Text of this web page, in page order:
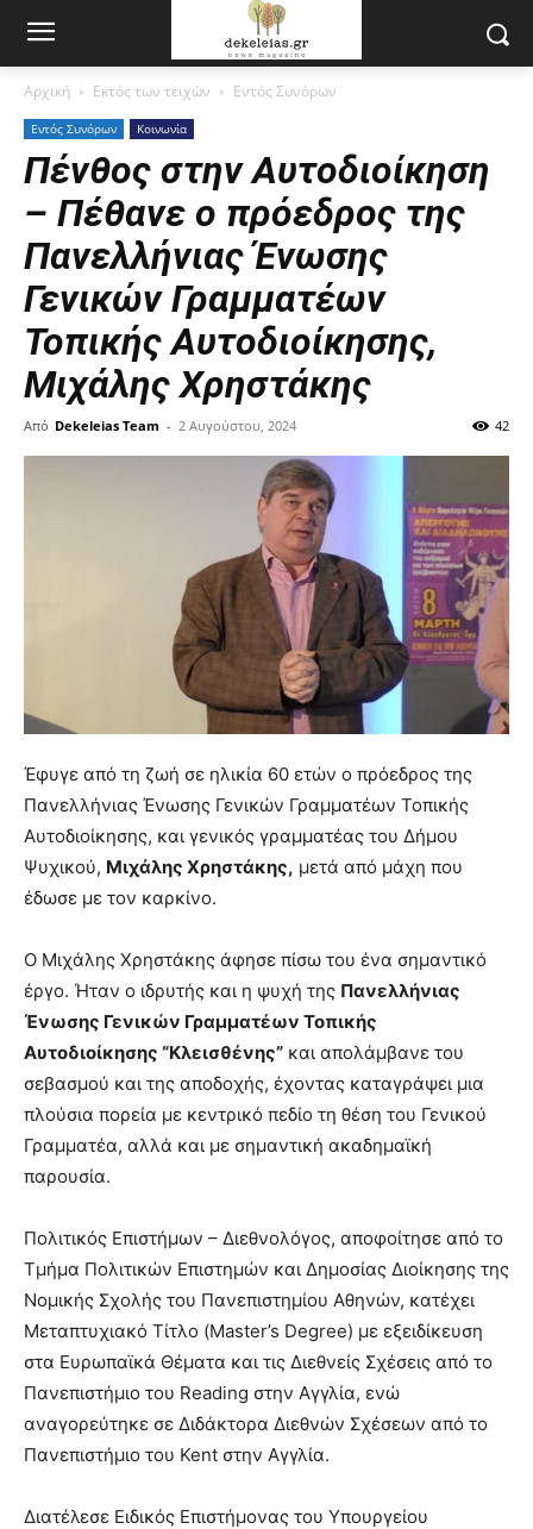
Αρχική Εκτός των τειχών Εντός Συνόρων
Εντός Συνόρων Κοινωνία
Πένθος στην Αυτοδιοίκηση
– Πέθανε ο πρόεδρος της
Πανελλήνιας Ένωσης
Γενικών Γραμματέων
Τοπικής Αυτοδιοίκησης,
Μιχάλης Χρηστάκης
Από Dekeleias Team - 2 Αυγούστου, 2024 42
Έφυγε από τη ζωή σε ηλικία 60 ετών ο πρόεδρος της
Πανελλήνιας Ένωσης Γενικών Γραμματέων Τοπικής
Αυτοδιοίκησης, και γενικός γραμματέας του Δήμου
Ψυχικού, Μιχάλης Χρηστάκης, μετά από μάχη που
έδωσε με τον καρκίνο.
Ο Μιχάλης Χρηστάκης άφησε πίσω του ένα σημαντικό
έργο. Ήταν ο ιδρυτής και η ψυχή της Πανελλήνιας
Ένωσης Γενικών Γραμματέων Τοπικής
Αυτοδιοίκησης “Κλεισθένης” και απολάμβανε του
σεβασμού και της αποδοχής, έχοντας καταγράψει μια
πλούσια πορεία με κεντρικό πεδίο τη θέση του Γενικού
Γραμματέα, αλλά και με σημαντική ακαδημαϊκή
παρουσία.
Πολιτικός Επιστήμων – Διεθνολόγος, αποφοίτησε από το
Τμήμα Πολιτικών Επιστημών και Δημοσίας Διοίκησης της
Νομικής Σχολής του Πανεπιστημίου Αθηνών, κατέχει
Μεταπτυχιακό Τίτλο (Master’s Degree) με εξειδίκευση
στα Ευρωπαϊκά Θέματα και τις Διεθνείς Σχέσεις από το
Πανεπιστήμιο του Reading στην Αγγλία, ενώ
αναγορεύτηκε σε Διδάκτορα Διεθνών Σχέσεων από το
Πανεπιστήμιο του Kent στην Αγγλία.
Διατέλεσε Ειδικός Επιστήμονας του Υπουργείου